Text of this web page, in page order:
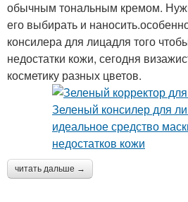
обычным тональным кремом.
его выбирать и
консилера для лицадля того
недостатки кожи, сегодня
косметику разных цветов.
читать дальше →